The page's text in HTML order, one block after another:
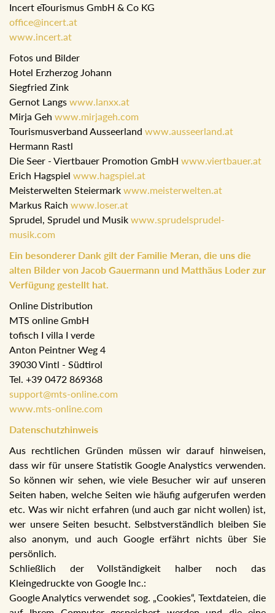
Incert eTourismus GmbH & Co KG
office@incert.at
www.incert.at
Fotos und Bilder
Hotel Erzherzog Johann
Siegfried Zink
Gernot Langs www.lanxx.at
Mirja Geh www.mirjageh.com
Tourismusverband Ausseerland www.ausseerland.at
Hermann Rastl
Die Seer - Viertbauer Promotion GmbH www.viertbauer.at
Erich Hagspiel www.hagspiel.at
Meisterwelten Steiermark www.meisterwelten.at
Markus Raich www.loser.at
Sprudel, Sprudel und Musik www.sprudelsprudel-
musik.com
Ein besonderer Dank gilt der Familie Meran, die uns die
alten Bilder von Jacob Gauermann und Matthäus Loder zur
Verfügung gestellt hat.
Online Distribution
MTS online GmbH
tofisch I villa I verde
Anton Peintner Weg 4
39030 Vintl - Südtirol
Tel. +39 0472 869368
support@mts-online.com
www.mts-online.com
Datenschutzhinweis
Aus rechtlichen Gründen müssen wir darauf hinweisen,
dass wir für unsere Statistik Google Analystics verwenden.
So können wir sehen, wie viele Besucher wir auf unseren
Seiten haben, welche Seiten wie häufig aufgerufen werden
etc. Was wir nicht erfahren (und auch gar nicht wollen) ist,
wer unsere Seiten besucht. Selbstverständlich bleiben Sie
also anonym, und auch Google erfährt nichts über Sie
persönlich.
Schließlich der Vollständigkeit halber noch das
Kleingedruckte von Google Inc.:
Google Analytics verwendet sog. „Cookies“, Textdateien, die